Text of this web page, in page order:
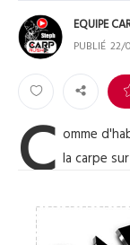
EQUIPE
PUBLIÉ 22/
C omme
la carpe
l'hiver est de
bien monté.